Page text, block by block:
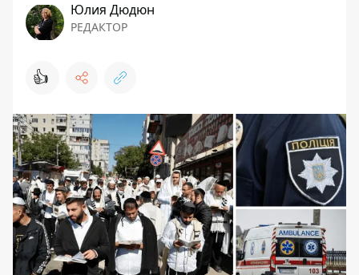
Юлия Дюдюн
РЕДАКТОР
👍